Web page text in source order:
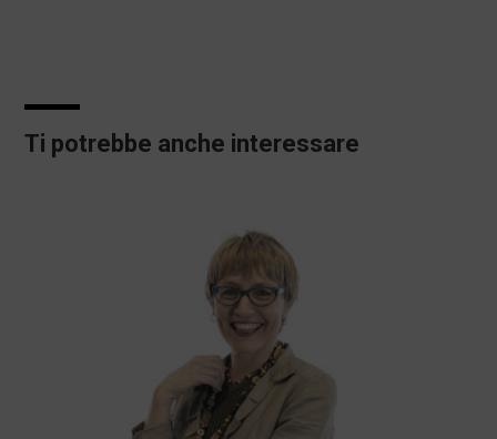
Ti potrebbe anche interessare